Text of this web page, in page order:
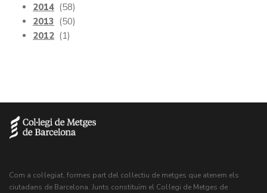
2014 (58)
2013 (50)
2012 (1)
Com a col·legiat, formes part del col·lectiu de metges que atenem els
ciutadans de Barcelona. Junts constituïm el Col·legi de Metges de